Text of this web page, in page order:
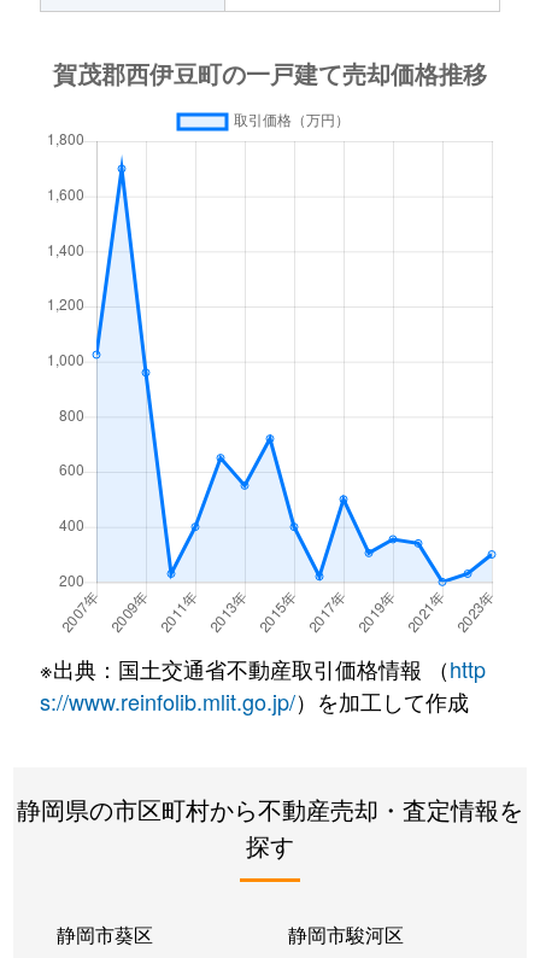
※出典：国土交通省不動産取引価格情報 （http
s://www.reinfolib.mlit.go.jp/）を加工して作成
静岡県の市区町村から不動産売却・査定情報を
探す
静岡市葵区 静岡市駿河区